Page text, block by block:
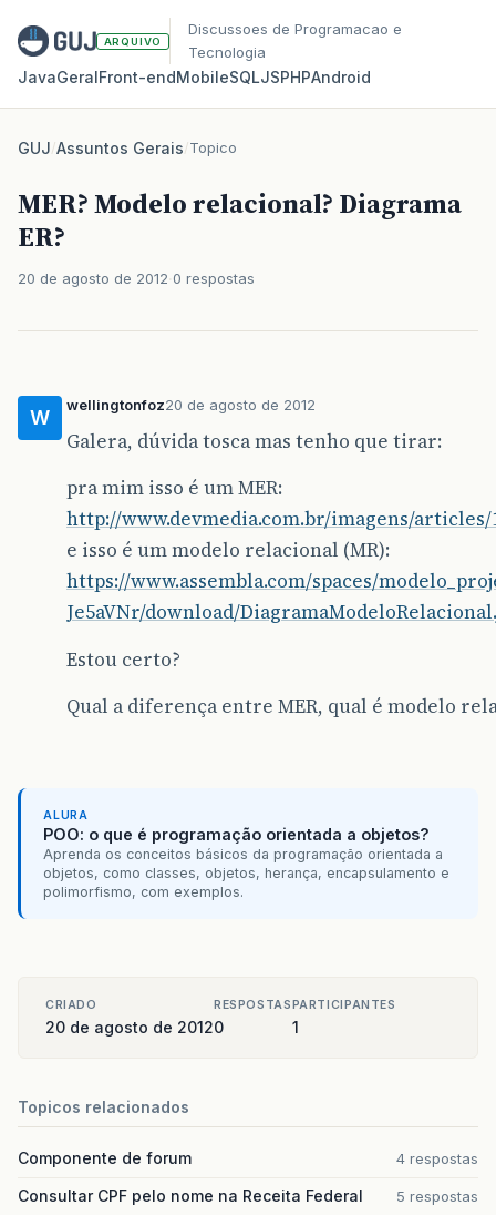
ARQUIVO
Discussoes de Programacao e
Tecnologia
JavaGeralFront‑endMobileSQLJSPHPAndroid
GUJ/Assuntos Gerais/Topico
MER? Modelo relacional? Diagrama
ER?
20 de agosto de 2012 0 respostas
W
wellingtonfoz20 de agosto de 2012
Galera, dúvida tosca mas tenho que tirar:
pra mim isso é um MER:
http://www.devmedia.com.br/imagens/articles/
e isso é um modelo relacional (MR):
https://www.assembla.com/spaces/
Je5aVNr/download/
Estou certo?
Qual a diferença entre MER, qual é modelo
ALURA
POO: o que é programação orientada a objetos?
Aprenda os conceitos básicos da programação orientada a
objetos, como classes, objetos, herança, encapsulamento e
polimorfismo, com exemplos.
CRIADO
20 de agosto de 2012
RESPOSTAS
0
PARTICIPANTES
1
Topicos relacionados
Componente de forum 4 respostas
Consultar CPF pelo nome na Receita Federal 5 respostas